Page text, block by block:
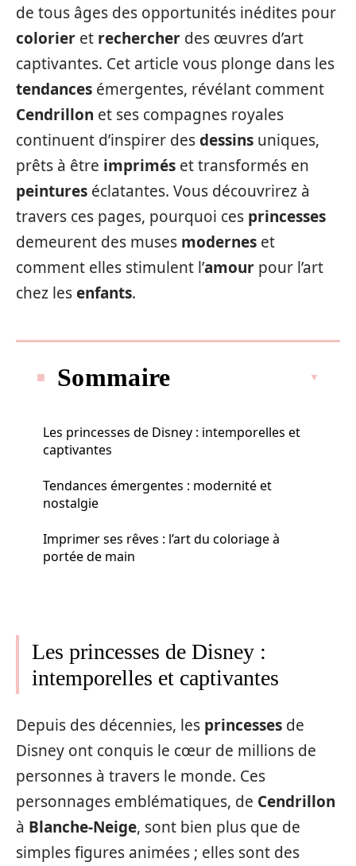
de tous âges des opportunités inédites pour
colorier et rechercher des œuvres d’art
captivantes. Cet article vous plonge dans les
tendances émergentes, révélant comment
Cendrillon et ses compagnes royales
continuent d’inspirer desdessins uniques,
prêts à être imprimés et transformés en
peintures éclatantes. Vous découvrirez à
travers ces pages, pourquoi ces princesses
demeurent des muses modernes et
comment elles stimulent l’amour pour l’art
chez lesenfants.
Sommaire
Les princesses de Disney : intemporelles et
captivantes
Tendances émergentes : modernité et
nostalgie
Imprimer ses rêves : l’art du coloriage à
portée de main
Les princesses de Disney :
intemporelles et captivantes
Depuis des décennies, les princesses de
Disney ont conquis le cœur de millions de
personnes à travers le monde. Ces
personnages emblématiques, de Cendrillon
à Blanche-Neige, sont bien plus que de
simples figures animées ; elles sont des